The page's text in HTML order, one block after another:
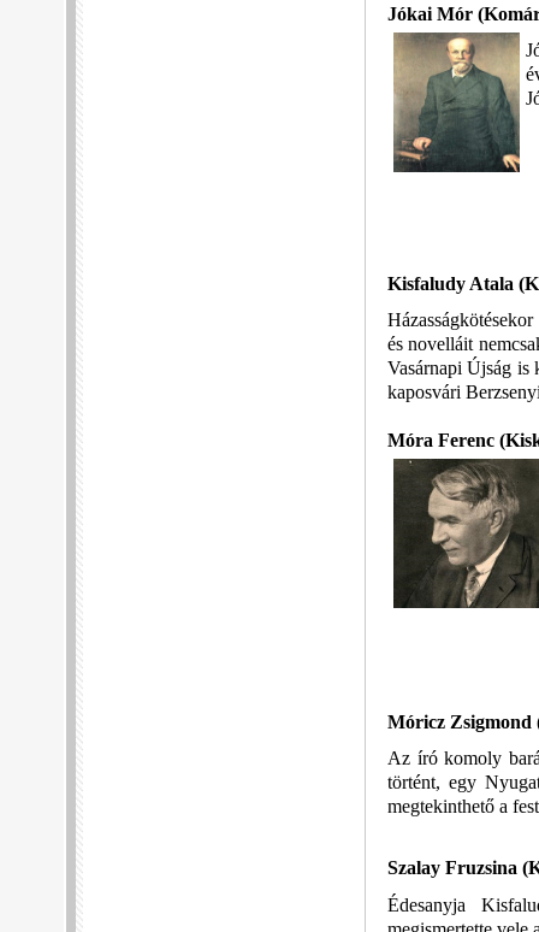
Jókai Mór
Kisfaludy Atala
és novelláit
Vasárnapi Újság is
kaposvári
Móra Ferenc
Móricz Zsigmond
Az író komoly
történt, egy
megtekinthető a
Szalay Fruzsina
Édesanyja